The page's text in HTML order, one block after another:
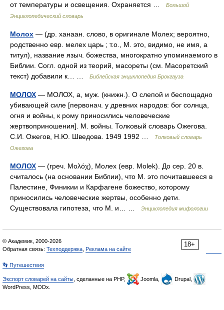
от температуры и освещения. Охраняется …
Большой
Энциклопедический словарь
Молох — (др. ханаан. слово, в оригинале Молех; вероятно,
родственно евр. мелех царь ; т.о., М. это, видимо, не имя, а
титул), название языч. божества, многократно упоминаемого в
Библии. Согл. одной из теорий, масореты (см. Масоретский
текст) добавили к… …
Библейская энциклопедия Брокгауза
МОЛОХ — МОЛОХ, а, муж. (книжн.). О слепой и беспощадно
убивающей силе [первонач. у древних народов: бог солнца,
огня и войны, к рому приносились человеческие
жертвоприношения]. М. войны. Толковый словарь Ожегова.
С.И. Ожегов, Н.Ю. Шведова. 1949 1992 …
Толковый словарь
Ожегова
МОЛОХ — (греч. Μολόχ), Молех (евр. Molek). До сер. 20 в.
считалось (на основании Библии), что М. это почитавшееся в
Палестине, Финикии и Карфагене божество, которому
приносились человеческие жертвы, особенно дети.
Существовала гипотеза, что М. и… …
Энциклопедия мифологии
18+
© Академик, 2000-2026
Обратная связь: Техподдержка Реклама на сайте
👣 Путешествия
Экспорт словарей на сайты , сделанные на PHP, Joomla,
Drupal,
WordPress, MODx.